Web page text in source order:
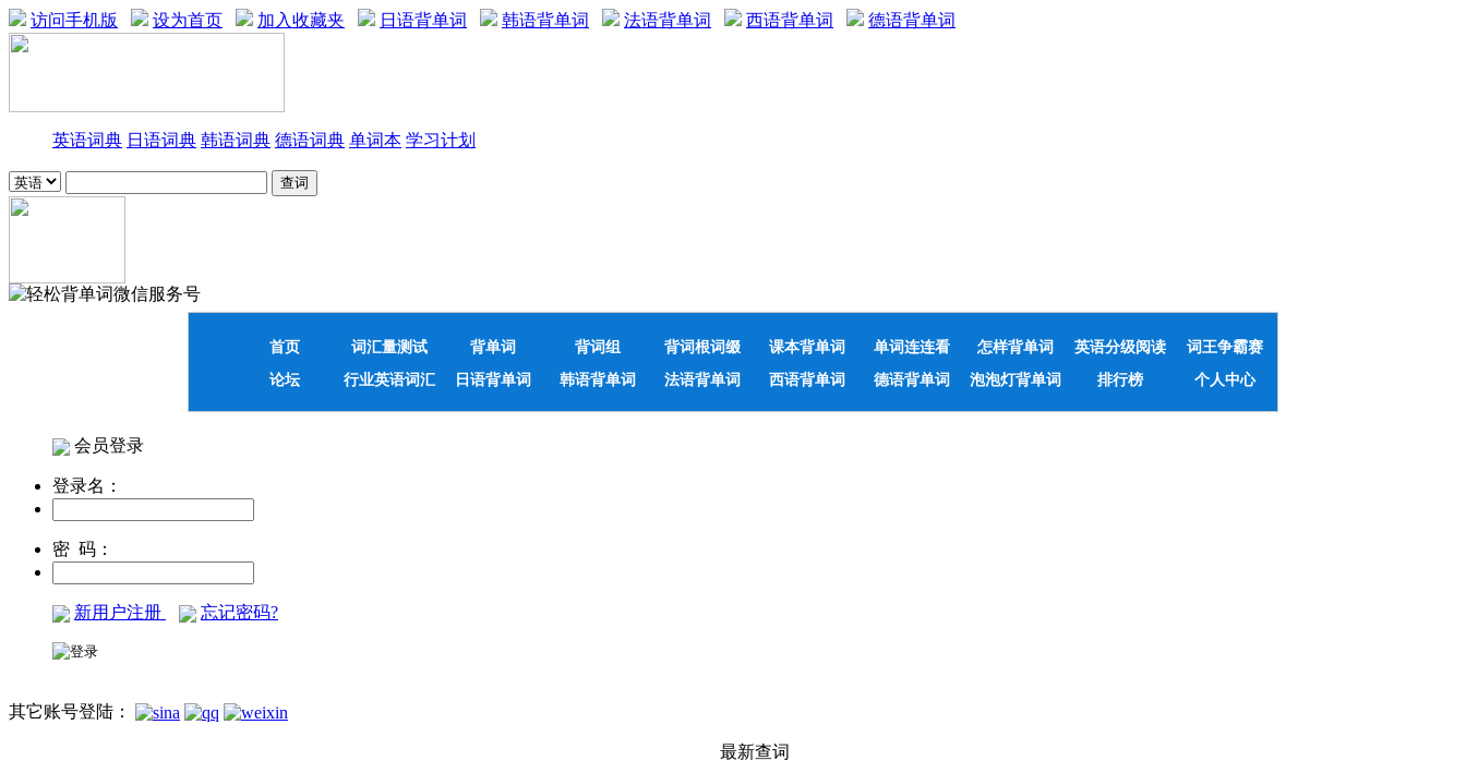
访问手机版 设为首页 加入收藏夹 日语背单词 韩语背单词 法语背单词 西语背单词 德语背单词
英语词典 日语词典 韩语词典 德语词典 单词本 学习计划
首页 词汇量测试 背单词 背词组 背词根词缀 课本背单词 单词连连看 怎样背单词 英语分级阅读
词王争霸赛
论坛
行业英语词汇 日语背单词 韩语背单词 法语背单词 西语背单词 德语背单词 泡泡灯背单词 排行榜 个人中心
会员登录
登录名：
密 码：
新用户注册 忘记密码?
其它账号登陆：
最新查词